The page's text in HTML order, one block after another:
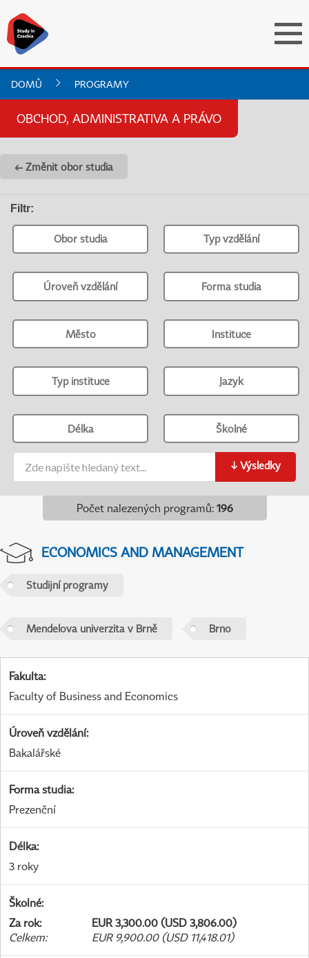
DOMŮ PROGRAMY
OBCHOD, ADMINISTRATIVA A PRÁVO
← Změnit obor studia
Filtr:
Obor studia Typ vzdělání
Úroveň vzdělání Forma studia
Město Instituce
Typ instituce Jazyk
Délka Školné
↓ Výsledky
Počet nalezených programů: 196
ECONOMICS AND MANAGEMENT
Studijní programy
Mendelova univerzita v Brně Brno
Fakulta:
Faculty of Business and Economics
Úroveň vzdělání:
Bakalářské
Forma studia:
Prezenční
Délka:
3 roky
Školné:
Za rok:
EUR 3,300.00 (USD 3,806.00)
Celkem: EUR 9,900.00 (USD 11,418.01)